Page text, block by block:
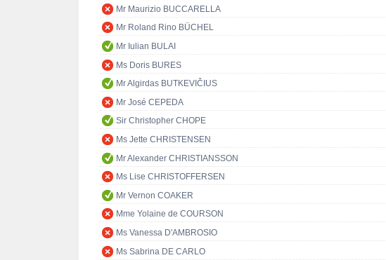
Mr Maurizio BUCCARELLA
Mr Roland Rino BÜCHEL
Mr Iulian BULAI
Ms Doris BURES
Mr Algirdas BUTKEVIČIUS
Mr José CEPEDA
Sir Christopher CHOPE
Ms Jette CHRISTENSEN
Mr Alexander CHRISTIANSSON
Ms Lise CHRISTOFFERSEN
Mr Vernon COAKER
Mme Yolaine de COURSON
Ms Vanessa D'AMBROSIO
Ms Sabrina DE CARLO